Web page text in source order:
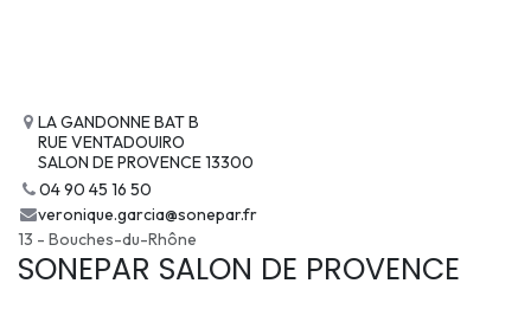
LA GANDONNE BAT B
RUE VENTADOUIRO
SALON DE PROVENCE 13300
04 90 45 16 50
veronique.garcia@sonepar.fr
13 - Bouches-du-Rhône
SONEPAR SALON DE PROVENCE